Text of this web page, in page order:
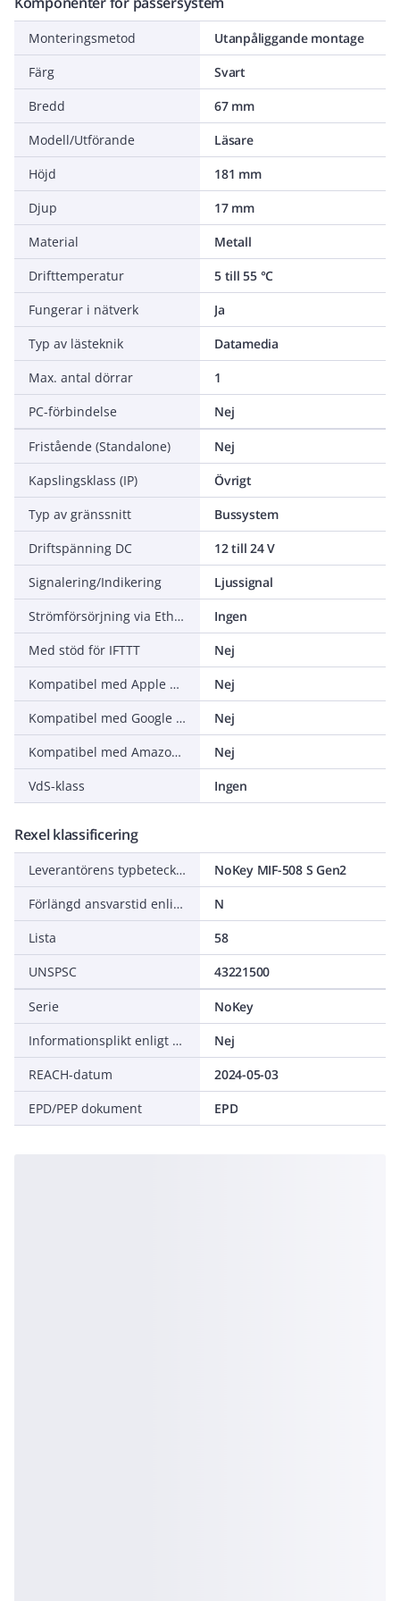
Monteringsmetod
Utanpåliggande montage
Färg
Svart
Bredd
67 mm
Modell/Utförande
Läsare
Höjd
181 mm
Djup
17 mm
Material
Metall
Drifttemperatur
5 till 55 °C
Fungerar i nätverk
Ja
Typ av lästeknik
Datamedia
Max. antal dörrar
1
PC-förbindelse
Nej
Fristående (Standalone)
Nej
Kapslingsklass (IP)
Övrigt
Typ av gränssnitt
Bussystem
Driftspänning DC
12 till 24 V
Signalering/Indikering
Ljussignal
Strömförsörjning via Ethernet (PoE)
Ingen
Med stöd för IFTTT
Nej
Kompatibel med Apple HomeKit
Nej
Kompatibel med Google Assistant
Nej
Kompatibel med Amazon Alexa
Nej
VdS-klass
Ingen
Rexel klassificering
Leverantörens typbeteckning
NoKey MIF-508 S Gen2
Förlängd ansvarstid enligt ALEM-09
N
Lista
58
UNSPSC
43221500
Serie
NoKey
Informationsplikt enligt REACH
Nej
REACH-datum
2024-05-03
EPD/PEP dokument
EPD